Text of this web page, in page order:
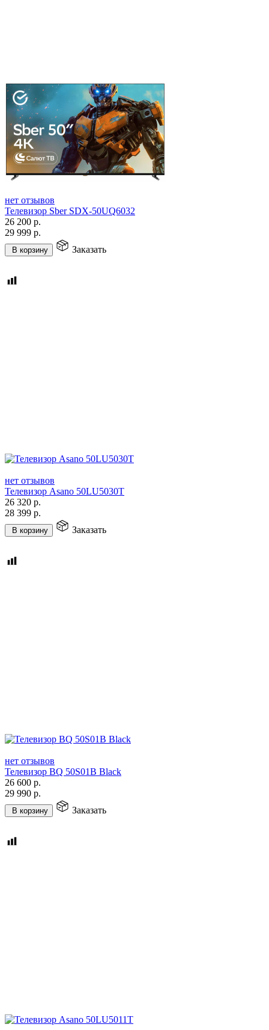
нет отзывов
Телевизор Sber SDX-50UQ6032
26 200 р.
29 999 р.
В корзину Заказать
нет отзывов
Телевизор Asano 50LU5030T
26 320 р.
28 399 р.
В корзину Заказать
нет отзывов
Телевизор BQ 50S01B Black
26 600 р.
29 990 р.
В корзину Заказать